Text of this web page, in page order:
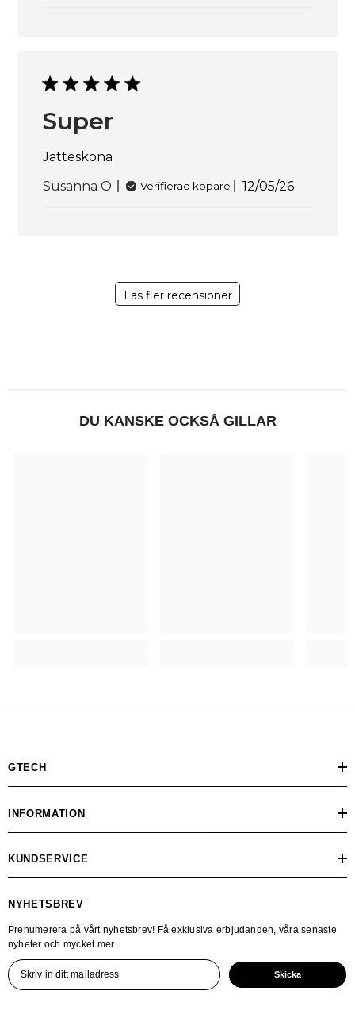
Super
Jättesköna
Susanna O.
Verifierad köpare 12/05/26
Läs fler recensioner
DU KANSKE OCKSÅ GILLAR
GTECH
INFORMATION
KUNDSERVICE
NYHETSBREV
Prenumerera på vårt nyhetsbrev! Få exklusiva erbjudanden, våra senaste
nyheter och mycket mer.
Skicka